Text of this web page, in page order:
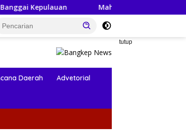
Mahasiswa KKN-PPM UGM Data Situs
tutup
Daerah Advetorial